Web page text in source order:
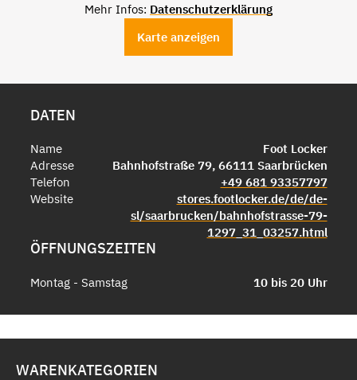
Mehr Infos: Datenschutzerklärung
Karte anzeigen
DATEN
Name
Foot Locker
Adresse
Bahnhofstraße 79, 66111 Saarbrücken
Telefon
+49 681 93357797
Website
stores.footlocker.de/de/de-
sl/saarbrucken/bahnhofstrasse-79-
1297_31_03257.html
ÖFFNUNGSZEITEN
Montag - Samstag 10 bis 20 Uhr
WARENKATEGORIEN